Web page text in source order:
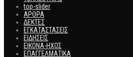
top-slider
ΑΡΘΡΑ
ΔΕΚΤΕΣ
ΕΓΚΑΤΑΣΤΑΣΕΙΣ
ΕΙΔΗΣΕΙΣ
ΕΙΚΟΝΑ-ΗΧΟΣ
ΕΠΑΓΓΕΛΜΑΤΙΚΑ